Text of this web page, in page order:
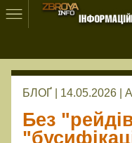
БЛОҐ | 14.05.2026 |
Без